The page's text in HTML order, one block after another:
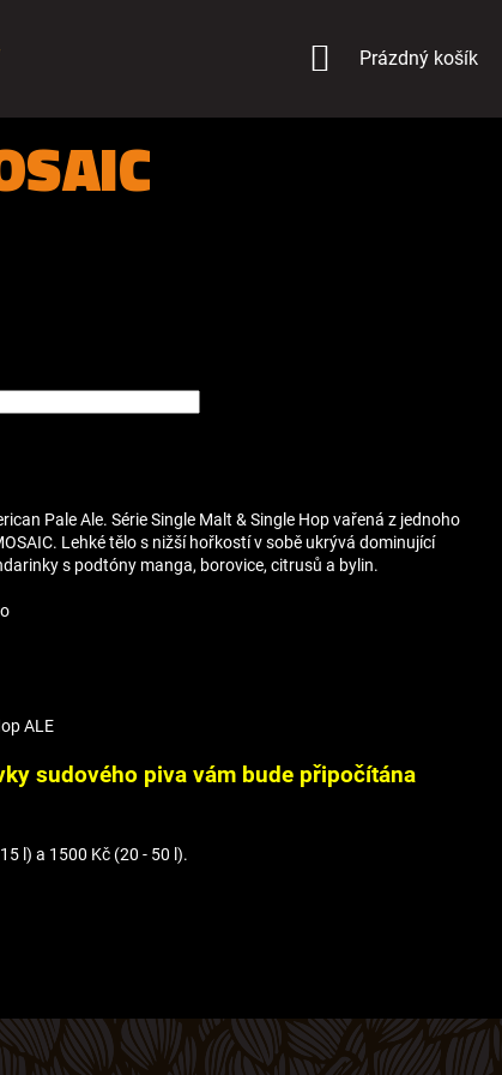
NÁKUPNÍ
Prázdný košík
Pale Ale. Série Single Malt & Single Hop vařená z jednoho
Lehké tělo s nižší hořkostí v sobě ukrývá dominující
s podtóny manga, borovice, citrusů a bylin.
ALE
sudového piva vám bude připočítána
l) a 1500 Kč (20 - 50 l).